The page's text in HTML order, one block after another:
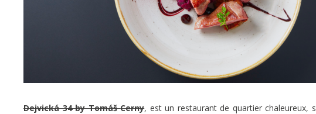
Dejvická 34 by TomášCerny, est un restaurant de quartier chaleureux,